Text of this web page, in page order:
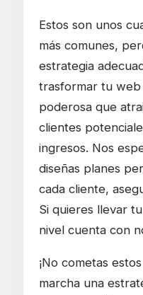
Estos son unos
más comunes,
estrategia
trasformar tu
poderosa que
clientes
ingresos. Nos
diseñas planes
cada cliente,
Si quieres llevar
nivel cuenta con
¡No cometas
marcha una